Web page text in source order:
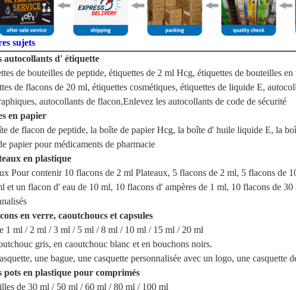
sujets
autocollants d' étiquette
de bouteilles de peptide, étiquettes de 2 ml Hcg, étiquettes de bouteilles
de flacons de 20 ml, étiquettes cosmétiques, étiquettes de liquide E,
autocollants de flacon,Enlevez les autocollants de code de sécurité
en papier
de flacon de peptide, la boîte de papier Hcg, la boîte d' huile liquide E, la
papier pour médicaments de pharmacie
en plastique
Pour contenir 10 flacons de 2 ml Plateaux, 5 flacons de 2 ml, 5 flacons de
et un flacon d' eau de 10 ml, 10 flacons d' ampères de 1 ml, 10 flacons de 30
en verre, caoutchoucs et capsules
1 ml / 2 ml / 3 ml / 5 ml / 8 ml / 10 ml / 15 ml / 20 ml
gris, en caoutchouc blanc et en bouchons noirs.
une bague, une casquette personnalisée avec un logo, une casquette
pots en plastique pour comprimés
de 30 ml / 50 ml / 60 ml / 80 ml / 100 ml